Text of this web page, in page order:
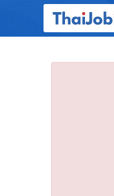
Login